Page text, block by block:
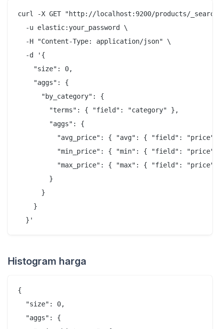
curl -X GET "http://localhost:9200/products/
  -u elastic:your_password \
  -H "Content-Type: application/json" \
  -d '{
    "size": 0,
    "aggs": {
      "by_category": {
        "terms": { "field": "category" },
        "aggs": {
"avg_price": { "avg": { "field": "price"
"min_price": { "min": { "field": "price"
"max_price": { "max": { "field": "price"
        }
      }
    }
Histogram harga
{
  "size": 0,
  "aggs": {